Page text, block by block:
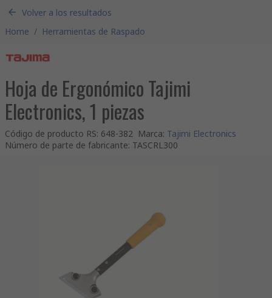
Volver a los resultados
Home / Herramientas de Raspado
Hoja de Ergonómico Tajimi
Electronics, 1 piezas
Código de producto RS: 648-382 Marca: Tajimi Electronics
Número de parte de fabricante: TASCRL300